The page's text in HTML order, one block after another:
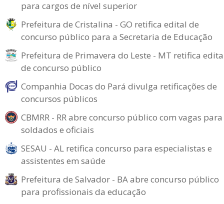
para cargos de nível superior
Prefeitura de Cristalina - GO retifica edital de
concurso público para a Secretaria de Educação
Prefeitura de Primavera do Leste - MT retifica
de concurso público
Companhia Docas do Pará divulga retificações de
concursos públicos
CBMRR - RR abre concurso público com vagas para
soldados e oficiais
SESAU - AL retifica concurso para especialistas e
assistentes em saúde
Prefeitura de Salvador - BA abre concurso público
para profissionais da educação